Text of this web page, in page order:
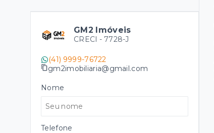
GM2 Imóveis
CRECI - 7728-J
(41) 9999-76722
gm2imobiliaria@gmail.com
Nome
Telefone